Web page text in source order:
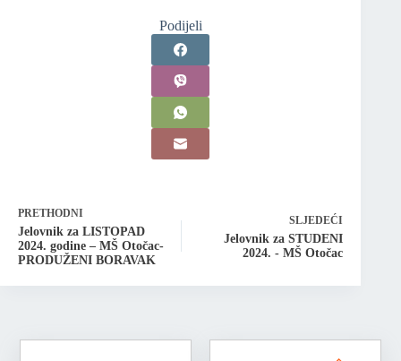
Podijeli
PRETHODNI
Jelovnik za LISTOPAD
2024. godine – MŠ Otočac-
PRODUŽENI BORAVAK
SLJEDEĆI
Jelovnik za STUDENI
2024. - MŠ Otočac